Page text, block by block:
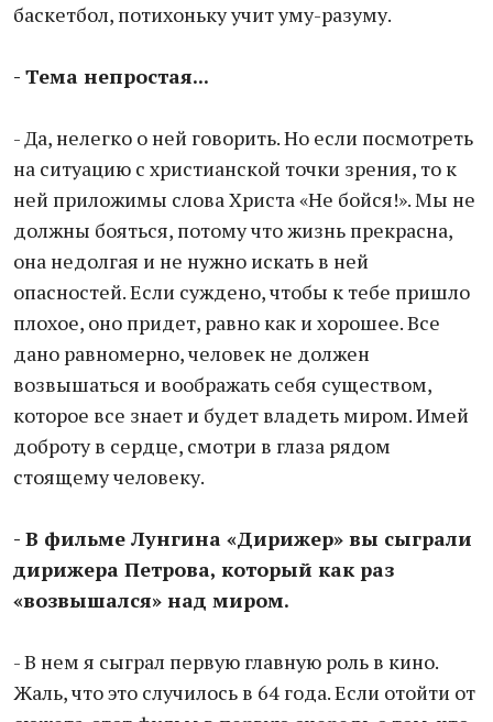
баскетбол, потихоньку учит уму-разуму.
- Тема непростая...
- Да, нелегко о ней говорить. Но если посмотреть
на ситуацию с христианской точки зрения, то к
ней приложимы слова Христа «Не бойся!». Мы не
должны бояться, потому что жизнь прекрасна,
она недолгая и не нужно искать в ней
опасностей. Если суждено, чтобы к тебе пришло
плохое, оно придет, равно как и хорошее. Все
дано равномерно, человек не должен
возвышаться и воображать себя существом,
которое все знает и будет владеть миром. Имей
доброту в сердце, смотри в глаза рядом
стоящему человеку.
- В фильме Лунгина «Дирижер» вы сыграли
дирижера Петрова, который как раз
«возвышался» над миром.
- В нем я сыграл первую главную роль в кино.
Жаль, что это случилось в 64 года. Если отойти от